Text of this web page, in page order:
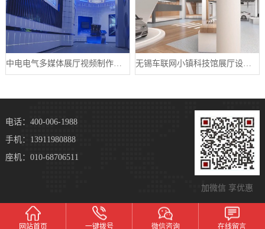
中电电气多媒体展厅视频制作案例
加微信 享优惠
电话：400-006-1988
手机：13911980888
座机：010-68706511
网站首页 一键拨号 微信咨询 在线留言